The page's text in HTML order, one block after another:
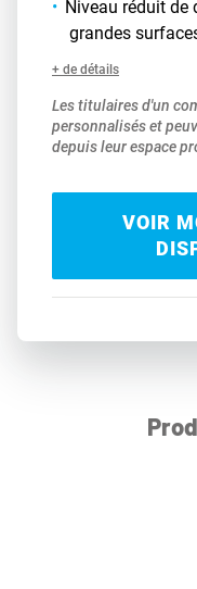
Niveau réduit
grandes
+ de détails
Les titulaires d'un
personnalisés et
depuis leur espace
VOIR